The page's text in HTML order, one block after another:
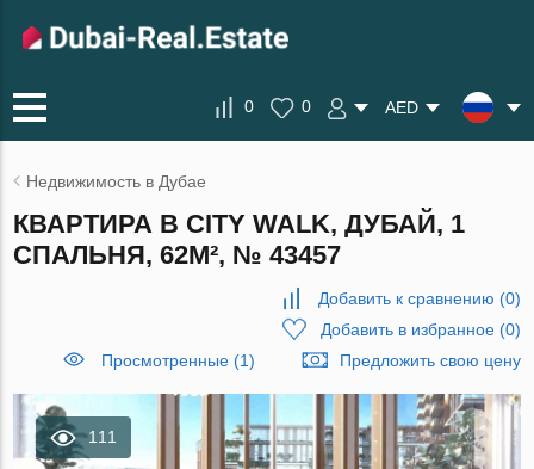
0 0 AED
Недвижимость в Дубае
КВАРТИРА В CITY WALK, ДУБАЙ, 1
СПАЛЬНЯ, 62М², № 43457
Добавить к сравнению (0)
Добавить в избранное(0)
Просмотренные (1)
Предложить свою цену
111